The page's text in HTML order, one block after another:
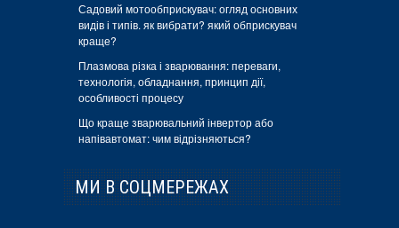
Садовий мотообприскувач: огляд основних
видів і типів. як вибрати? який обприскувач
краще?
Плазмова різка і зварювання: переваги,
технологія, обладнання, принцип дії,
особливості процесу
Що краще зварювальний інвертор або
напівавтомат: чим відрізняються?
МИ В СОЦМЕРЕЖАХ